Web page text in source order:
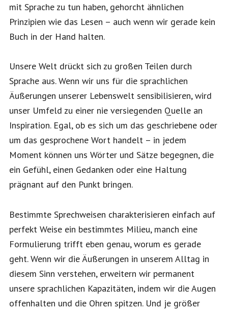
mit Sprache zu tun haben, gehorcht ähnlichen
Prinzipien wie das Lesen – auch wenn wir gerade kein
Buch in der Hand halten.
Unsere Welt drückt sich zu großen Teilen durch
Sprache aus. Wenn wir uns für die sprachlichen
Äußerungen unserer Lebenswelt sensibilisieren, wird
unser Umfeld zu einer nie versiegenden Quelle an
Inspiration. Egal, ob es sich um das geschriebene oder
um das gesprochene Wort handelt – in jedem
Moment können uns Wörter und Sätze begegnen, die
ein Gefühl, einen Gedanken oder eine Haltung
prägnant auf den Punkt bringen.
Bestimmte Sprechweisen charakterisieren einfach auf
perfekt Weise ein bestimmtes Milieu, manch eine
Formulierung trifft eben genau, worum es gerade
geht. Wenn wir die Äußerungen in unserem Alltag in
diesem Sinn verstehen, erweitern wir permanent
unsere sprachlichen Kapazitäten, indem wir die Augen
offenhalten und die Ohren spitzen. Und je größer